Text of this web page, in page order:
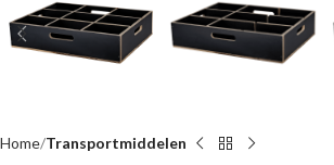
Home Transportmiddelen